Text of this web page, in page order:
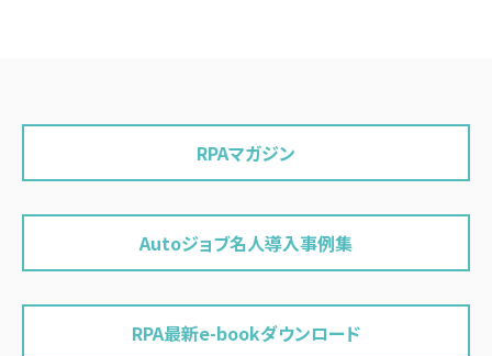
RPAマガジン
Autoジョブ名人導入事例集
RPA最新e-bookダウンロード